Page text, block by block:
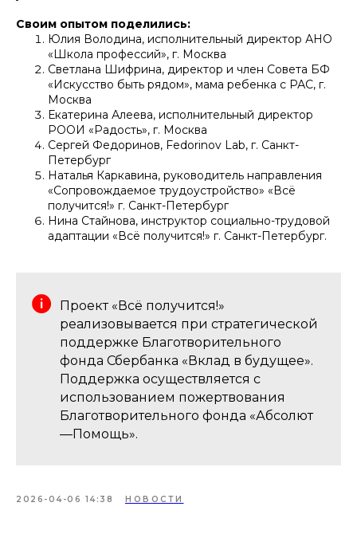
Своим опытом поделились:
Юлия Володина, исполнительный директор АНО
«Школа профессий», г. Москва
Светлана Шифрина, директор и член Совета БФ
«Искусство быть рядом», мама ребенка с РАС, г.
Москва
Екатерина Алеева, исполнительный директор
РООИ «Радость», г. Москва
Сергей Федоринов, Fedorinov Lab, г. Санкт-
Петербург
Наталья Каркавина, руководитель направления
«Сопровождаемое трудоустройство» «Всё
получится!» г. Санкт-Петербург
Нина Стайнова, инструктор социально-трудовой
адаптации «Всё получится!» г. Санкт-Петербург.
Проект «Всё получится!»
реализовывается при стратегической
поддержке Благотворительного
фонда Сбербанка «Вклад в будущее».
Поддержка осуществляется с
использованием пожертвования
Благотворительного фонда «Абсолют
—Помощь».
2026-04-06 14:38 НОВОСТИ